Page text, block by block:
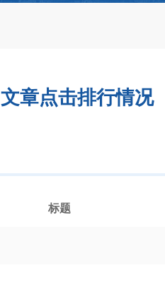
文章点击排行情况
标题